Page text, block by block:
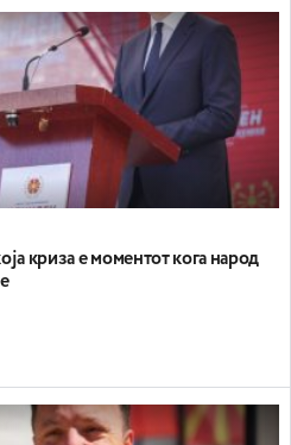
криза е моментот кога народ